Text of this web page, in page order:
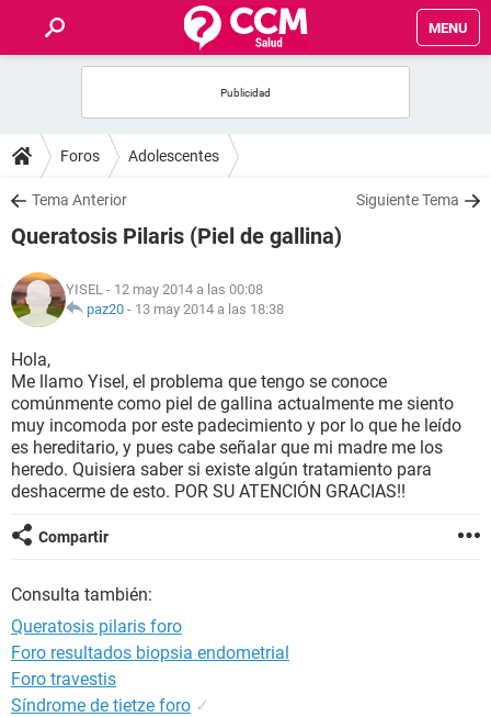
MENU
FOROS
SALUD
FAMILIA
NUTRICIÓN
BIENESTAR
SEXUALIDAD
GLOSARIO
Foros Adolescentes
Tema Anterior Siguiente Tema
Queratosis Pilaris (Piel de gallina)
YISEL - 12 may 2014 a las 00:08
paz20 - 13 may 2014 a las 18:38
Hola,
Me llamo Yisel, el problema que tengo se conoce
comúnmente como piel de gallina actualmente me siento
muy incomoda por este padecimiento y por lo que he leído
es hereditario, y pues cabe señalar que mi madre me los
heredo. Quisiera saber si existe algún tratamiento para
deshacerme de esto. POR SU ATENCIÓN GRACIAS!!
Compartir
Consulta también:
Queratosis pilaris foro
Foro resultados biopsia endometrial
Foro travestis
Síndrome de tietze foro ✓